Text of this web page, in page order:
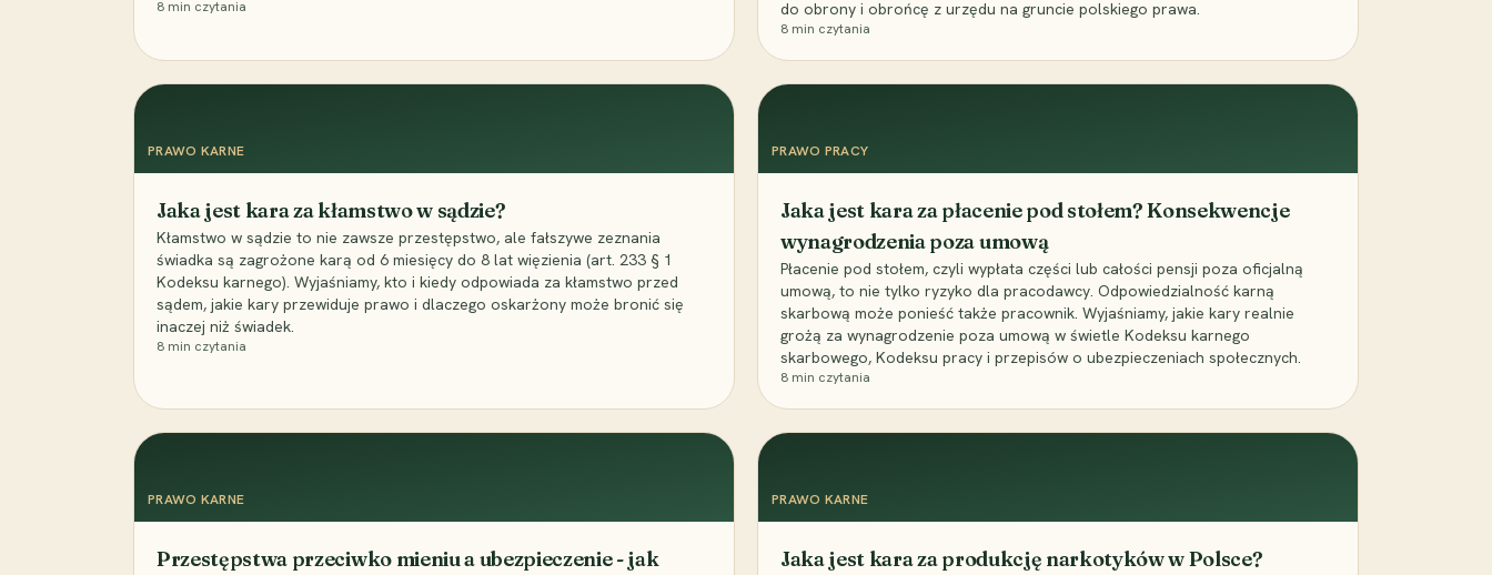
8 min czytania
do obrony i obrońcę z urzędu na gruncie polskiego prawa.
8 min czytania
PRAWO KARNE
Jaka jest kara za kłamstwo w sądzie?
Kłamstwo w sądzie to nie zawsze przestępstwo, ale fałszywe zeznania
świadka są zagrożone karą od 6 miesięcy do 8 lat więzienia (art. 233 § 1
Kodeksu karnego). Wyjaśniamy, kto i kiedy odpowiada za kłamstwo przed
sądem, jakie kary przewiduje prawo i dlaczego oskarżony może bronić się
inaczej niż świadek.
8 min czytania
PRAWO PRACY
Jaka jest kara za płacenie pod stołem? Konsekwencje
wynagrodzenia poza umową
Płacenie pod stołem, czyli wypłata części lub całości pensji poza oficjalną
umową, to nie tylko ryzyko dla pracodawcy. Odpowiedzialność karną
skarbową może ponieść także pracownik. Wyjaśniamy, jakie kary realnie
grożą za wynagrodzenie poza umową w świetle Kodeksu karnego
skarbowego, Kodeksu pracy i przepisów o ubezpieczeniach społecznych.
8 min czytania
PRAWO KARNE
Przestępstwa przeciwko mieniu a ubezpieczenie - jak
PRAWO KARNE
Jaka jest kara za produkcję narkotyków w Polsce?